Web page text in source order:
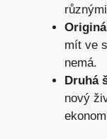
mít ve
nemá.
Druhá
nový